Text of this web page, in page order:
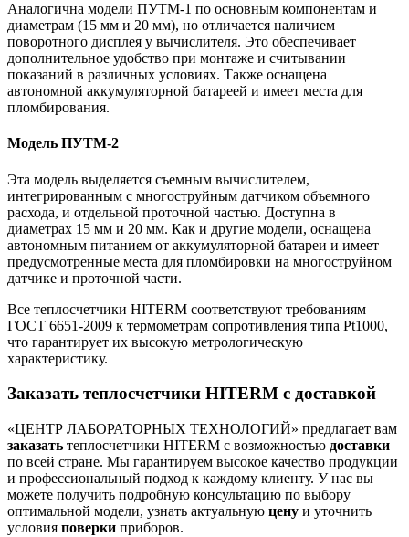
Аналогична модели ПУТМ-1 по основным компонентам и
диаметрам (15 мм и 20 мм), но отличается наличием
поворотного дисплея у вычислителя. Это обеспечивает
дополнительное удобство при монтаже и считывании
показаний в различных условиях. Также оснащена
автономной аккумуляторной батареей и имеет места для
пломбирования.
Модель ПУТМ-2
Эта модель выделяется съемным вычислителем,
интегрированным с многоструйным датчиком объемного
расхода, и отдельной проточной частью. Доступна в
диаметрах 15 мм и 20 мм. Как и другие модели, оснащена
автономным питанием от аккумуляторной батареи и имеет
предусмотренные места для пломбировки на многоструйном
датчике и проточной части.
Все теплосчетчики HITERM соответствуют требованиям
ГОСТ 6651-2009 к термометрам сопротивления типа Pt1000,
что гарантирует их высокую метрологическую
характеристику.
Заказать теплосчетчики HITERM с доставкой
«ЦЕНТР ЛАБОРАТОРНЫХ ТЕХНОЛОГИЙ» предлагает вам
заказать теплосчетчики HITERM с возможностью доставки
по всей стране. Мы гарантируем высокое качество продукции
и профессиональный подход к каждому клиенту. У нас вы
можете получить подробную консультацию по выбору
оптимальной модели, узнать актуальную цену и уточнить
условия поверки приборов.